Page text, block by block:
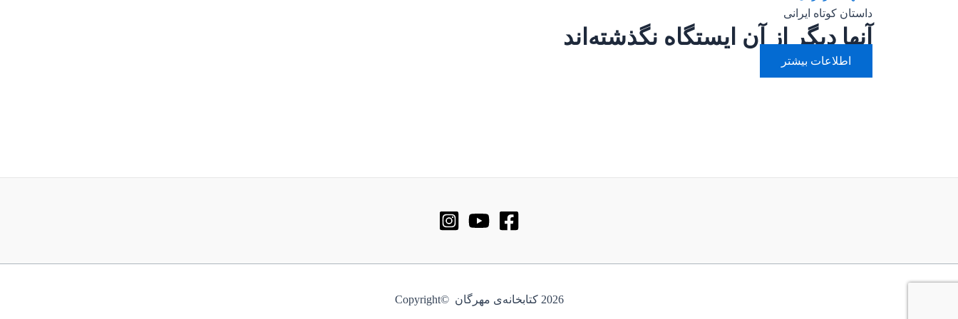
داستان کوتاه ایرانی
آنها دیگر از آن ایستگاه نگذشته‌اند
اطلاعات بیشتر
2026 کتابخانه‌ی مهرگان ©Copyright